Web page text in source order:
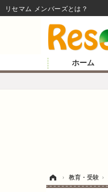
ホーム
› 教育・受験 ›
リセマム メンバーズ